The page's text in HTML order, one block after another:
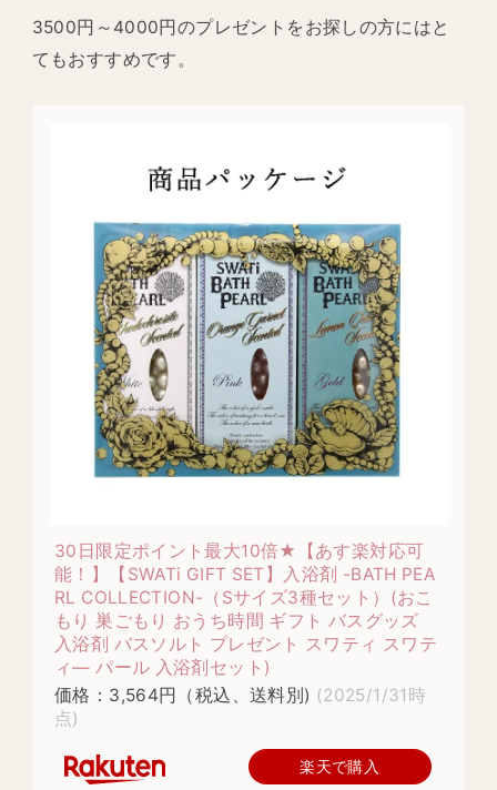
3500円～4000円のプレゼントをお探しの方にはと
てもおすすめです。
30日限定ポイント最大10倍★【あす楽対応可
能！】【SWATi GIFT SET】入浴剤 -BATH PEA
RL COLLECTION-（Sサイズ3種セット）(おこ
もり 巣ごもり おうち時間 ギフト バスグッズ
入浴剤 バスソルト プレゼント スワティ スワテ
ィ— パール 入浴剤セット)
価格：3,564円（税込、送料別) (2025/1/31時
点)
楽天で購入